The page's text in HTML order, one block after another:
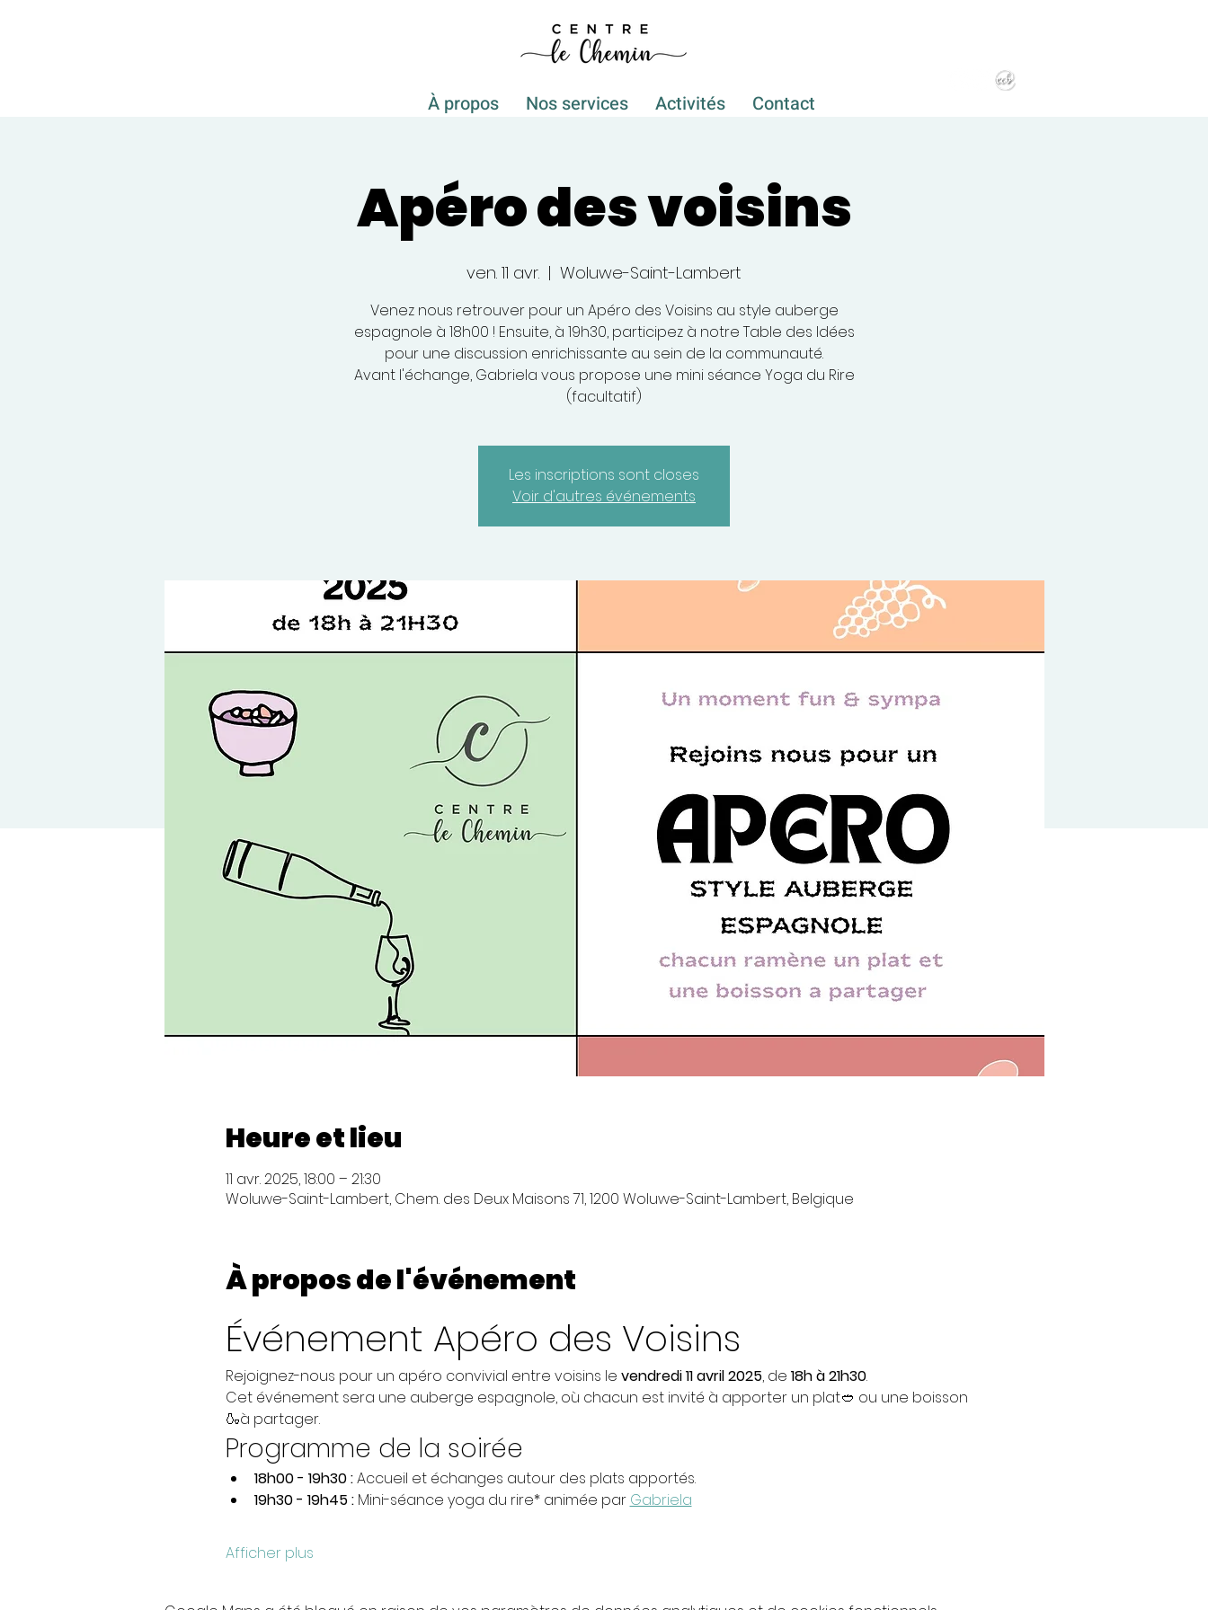
À propos Nos services Activités Contact
Apéro des voisins
ven. 11 avr.
  |
Woluwe-Saint-Lambert
Venez nous retrouver pour un Apéro des Voisins au style auberge
espagnole à 18h00 ! Ensuite, à 19h30, participez à notre Table des Idées
pour une discussion enrichissante au sein de la communauté.
Avant l'échange, Gabriela vous propose une mini séance Yoga du Rire
(facultatif)
Les inscriptions sont closes
Voir d'autres événements
Heure et lieu
11 avr. 2025, 18:00 – 21:30
Woluwe-Saint-Lambert, Chem. des Deux Maisons 71, 1200 Woluwe-Saint-Lambert, Belgique
À propos de l'événement
Événement Apéro des Voisins
Rejoignez-nous pour un apéro convivial entre voisins le vendredi 11 avril 2025, de 18h à 21h30.
Cet événement sera une auberge espagnole, où chacun est invité à apporter un plat🥙 ou une boisson
🍶à partager.
Programme de la soirée
18h00 - 19h30 : Accueil et échanges autour des plats apportés.
19h30 - 19h45 : Mini-séance yoga du rire* animée par Gabriela
Afficher plus